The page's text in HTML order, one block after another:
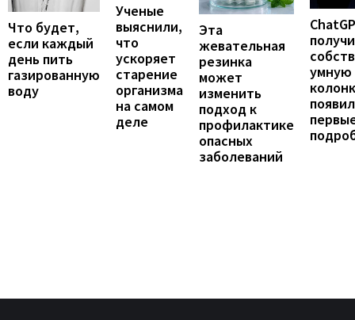
Что будет,
если каждый
день пить
газированную
воду
Ученые
выяснили,
что
ускоряет
старение
организма
на самом
деле
Эта
жевательная
резинка
может
изменить
подход к
профилактике
опасных
заболеваний
умную